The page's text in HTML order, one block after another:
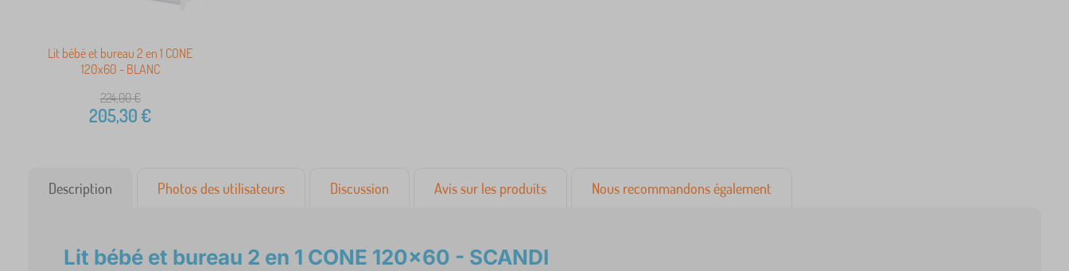
Lit bébé et bureau 2 en 1 CONE
120x60 - BLANC
224,00€
205,30€
Description Photos des utilisateurs Discussion Avis sur les produits Nous recommandons également
Lit bébé et bureau 2 en 1 CONE 120x60 - SCANDI